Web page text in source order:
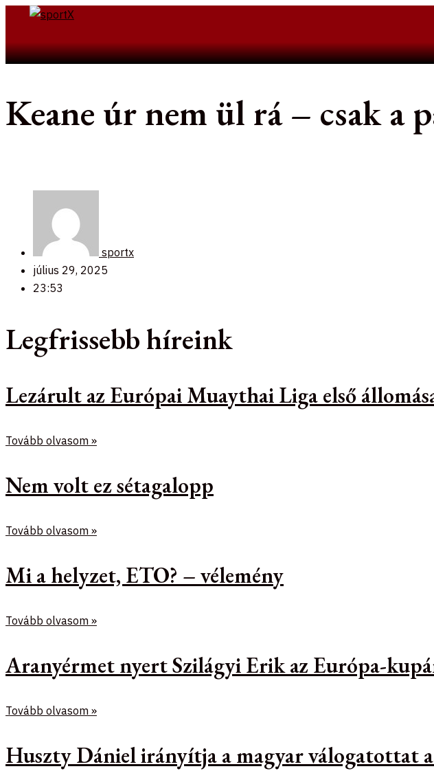
Skip
contentSearch
Keane úr nem ül rá – csak a
sportx
július 29, 2025
23:53
Legfrissebb híreink
Lezárult az Európai Muaythai Liga első
Tovább olvasom »
Nem volt ez sétagalopp
Tovább olvasom »
Mi a helyzet, ETO? – vélemény
Tovább olvasom »
Aranyérmet nyert Szilágyi Erik az Európa-
Tovább olvasom »
Huszty Dániel irányítja a magyar válogatottat